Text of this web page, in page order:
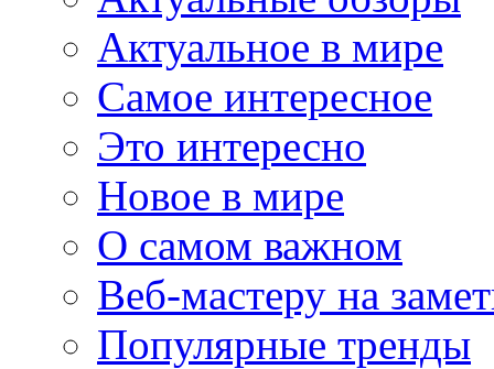
Актуальное в мире
Самое интересное
Это интересно
Новое в мире
О самом важном
Веб-мастеру на
Популярные тренды